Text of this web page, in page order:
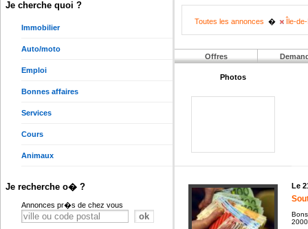
Je cherche quoi ?
Immobilier
Auto/moto
Emploi
Bonnes affaires
Services
Cours
Animaux
Je recherche o� ?
Annonces pr�s de chez vous
Toutes les annonces � Île-
Offres
Photos
Le